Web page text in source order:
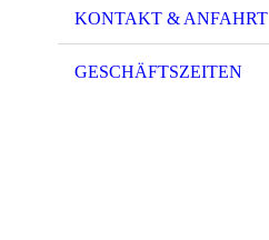
KONTAKT & ANFAHRT
GESCHÄFTSZEITEN